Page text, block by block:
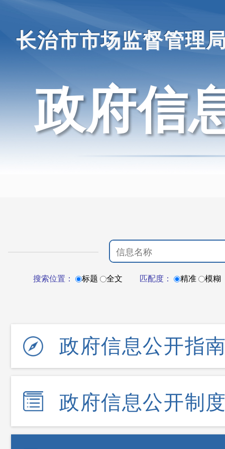
长治市市场监督管理
政府信
搜索位置： 标题 全文 匹配度： 精准 模糊
政府信息公开指
政府信息公开制